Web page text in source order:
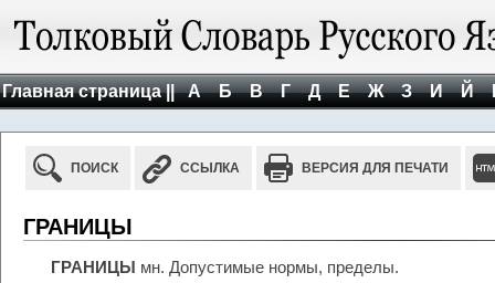
Главная страница || А Б В Г Д Е Ж З И Й
ПОИСК ССЫЛКА ВЕРСИЯ ДЛЯ ПЕЧАТИ
ГРАНИЦЫ
ГРАНИЦЫ мн. Допустимые нормы, пределы.